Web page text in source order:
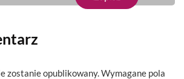
zostanie opublikowany.Wymagane pola